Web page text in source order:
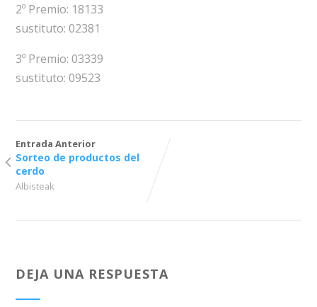
2º Premio: 18133
sustituto: 02381
3º Premio: 03339
sustituto: 09523
Entrada Anterior
Sorteo de productos del
cerdo
Albisteak
DEJA UNA RESPUESTA